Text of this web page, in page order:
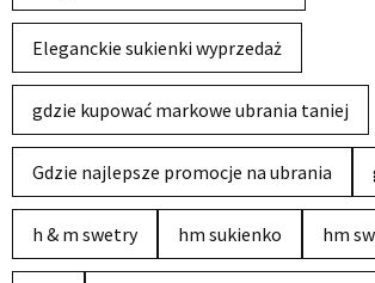
Eleganckie sukienki wyprzedaż
gdzie kupować markowe ubrania taniej
Gdzie najlepsze promocje na ubrania
h & m swetry hm sukienko hm